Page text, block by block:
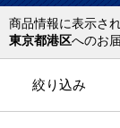
商品情報に表示さ
東京都港区へのお
絞り込み